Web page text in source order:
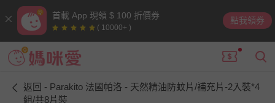
首載 App 現領 $ 100 折價券
( 10000+ )
點我領券
返回 - Parakito 法國帕洛 - 天然精油防蚊片/補充片-2入裝*4
組/共8片裝